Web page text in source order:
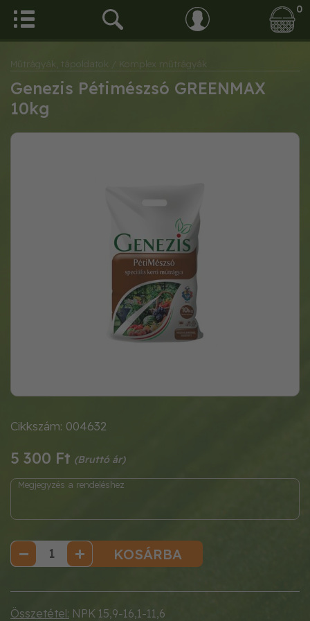
0
Műtrágyák, tápoldatok / Komplex műtrágyák
Genezis Pétimészsó GREENMAX
10kg
Cikkszám: 004632
5 300 Ft
KOSÁRBA
Összetétel: NPK 15,9-16,1-11,6